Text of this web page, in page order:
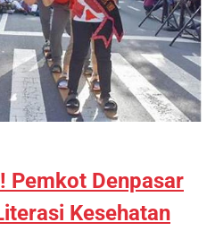
Pemkot Denpasar
Kesehatan